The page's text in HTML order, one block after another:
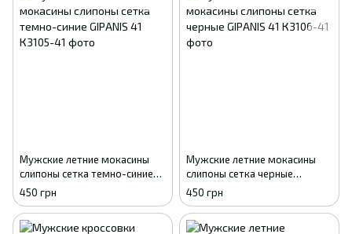
Мужские летние мокасины
слипоны сетка темно-синие
GIPANIS 41
450 грн
Мужские летние мокасины
слипоны сетка черные
GIPANIS 41
450 грн